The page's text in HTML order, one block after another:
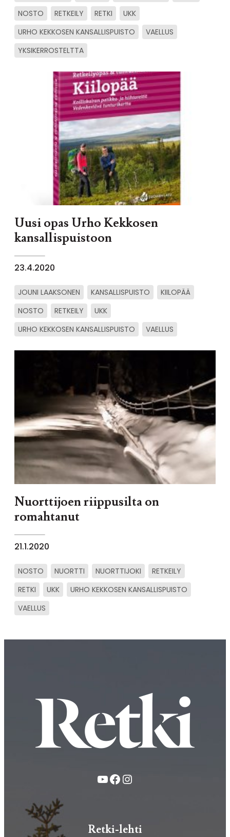
NOSTO RETKEILY RETKI
UKK
URHO KEKKOSEN KANSALLISPUISTO
VAELLUS
YKSIKERROSTELTTA
Uusi opas Urho Kekkosen
kansallispuistoon
23.4.2020
JOUNI LAAKSONEN KANSALLISPUISTO
KIILOPÄÄ
NOSTO
RETKEILY
UKK
URHO KEKKOSEN KANSALLISPUISTO
VAELLUS
Nuorttijoen riippusilta on
romahtanut
21.1.2020
NOSTO NUORTTI NUORTTIJOKI
RETKEILY
RETKI
UKK
URHO KEKKOSEN KANSALLISPUISTO
VAELLUS
YouTube
FacebookInstagram
Retki-lehti